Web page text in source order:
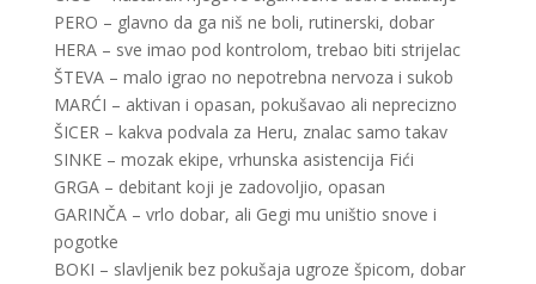
PERO – glavno da ga niš ne boli, rutinerski, dobar
HERA – sve imao pod kontrolom, trebao biti strijelac
ŠTEVA – malo igrao no nepotrebna nervoza i sukob
MARĆI – aktivan i opasan, pokušavao ali neprecizno
ŠICER – kakva podvala za Heru, znalac samo takav
SINKE – mozak ekipe, vrhunska asistencija Fići
GRGA – debitant koji je zadovoljio, opasan
GARINČA – vrlo dobar, ali Gegi mu uništio snove i
pogotke
BOKI – slavljenik bez pokušaja ugroze špicom, dobar